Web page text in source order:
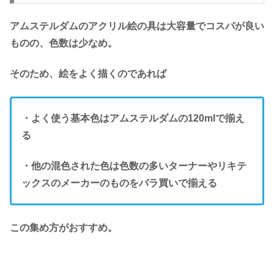
アムステルダムのアクリル絵の具は大容量でコスパが良い
ものの、色数は少なめ。
そのため、絵をよく描くのであれば
・よく使う基本色はアムステルダムの120mlで揃え
る
・他の混色された色は色数の多いターナーやリキテ
ックスのメーカーのものをバラ買いで揃える
この集め方がおすすめ。